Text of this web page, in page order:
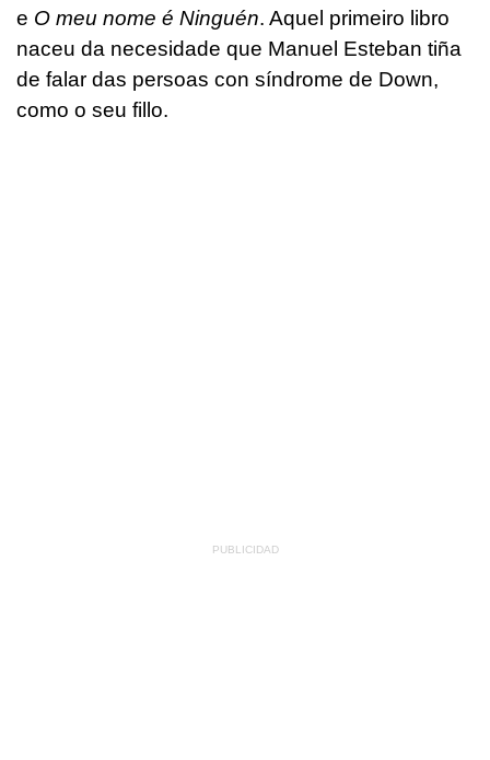
e O meu nome é Ninguén. Aquel primeiro libro
naceu da necesidade que Manuel Esteban tiña
de falar das persoas con síndrome de Down,
como o seu fillo.